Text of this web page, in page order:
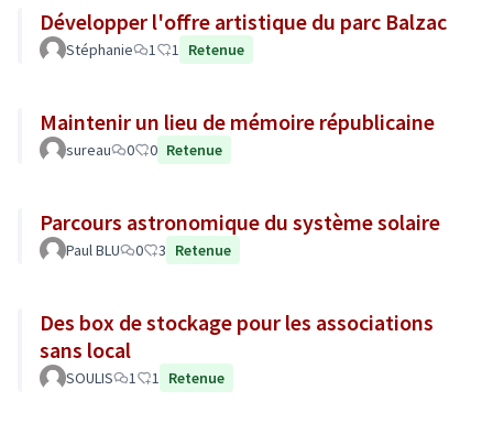
Développer l'offre artistique du parc Balzac
Stéphanie 1 1 Retenue
Maintenir un lieu de mémoire républicaine
sureau 0 0 Retenue
Parcours astronomique du système solaire
Paul BLU 0 3 Retenue
Des box de stockage pour les associations
sans local
SOULIS 1 1 Retenue